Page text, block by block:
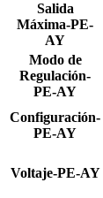
Salida
Máxima-PE-
AY
Modo de
Regulación-
PE-AY
Configuración-
PE-AY
Voltaje-PE-AY